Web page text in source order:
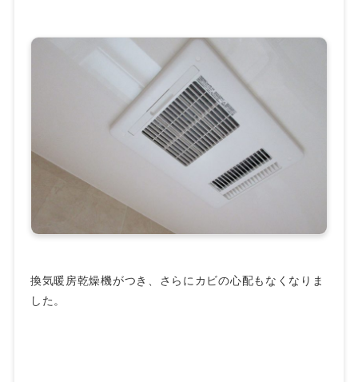
換気暖房乾燥機がつき、さらにカビの心配もなくなりま
した。